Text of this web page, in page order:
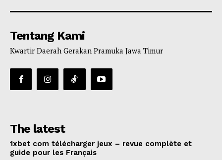
Tentang Kami
Kwartir Daerah Gerakan Pramuka Jawa Timur
The latest
1xbet com télécharger jeux – revue complète et
guide pour les Français